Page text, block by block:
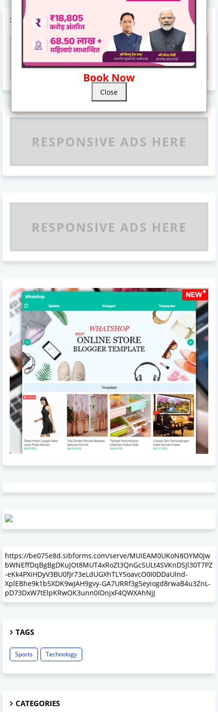
Book Now
Close
AD CODE
Responsive Advertisement
RESPONSIVE ADS HERE
RESPONSIVE ADS HERE
https://be075e8d.sibforms.com/serve/MUIEAM0UKoN8OYM0Jw
bWNEffDqBgBgDKuJOt8MUT4xRoZt3QnGcSULt4SVKnDSJl30T7PZ
-eKk4PXiHDyV3BU0fJr73eLdUGXhTLY5oavcO0I0DDaUlnd-
XplEBhe9k1b5XDK9wJAH9gvy-GA7URRf3g5eyiogd8rwaB4u3ZnL-
pD73DxW7tElpKRwOK3unn0IDnjxF4QWXAhNjJ
TAGS
Sports Technology
CATEGORIES